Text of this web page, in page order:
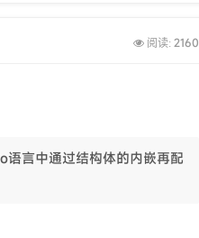
阅读: 2160
语言中通过结构体的内嵌再配